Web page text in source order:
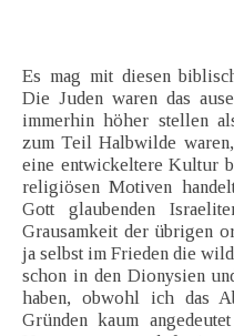
Es mag mit diesen
Die Juden waren das
immerhin höher stellen
zum Teil Halbwilde
eine entwickeltere Kultur
religiösen Motiven
Gott glaubenden
Grausamkeit der übrigen
ja selbst im Frieden die
schon in den Dionysien
haben, obwohl ich das
Gründen kaum